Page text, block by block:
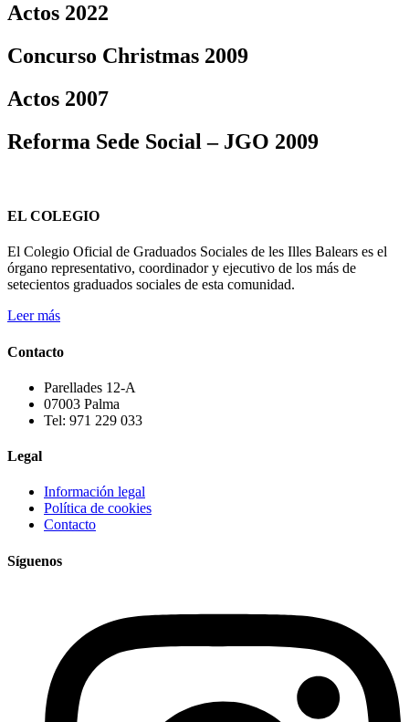
Actos 2022
Concurso Christmas 2009
Actos 2007
Reforma Sede Social – JGO 2009
EL COLEGIO
El Colegio Oficial de Graduados Sociales de les Illes Balears es el
órgano representativo, coordinador y ejecutivo de los más de
setecientos graduados sociales de esta comunidad.
Leer más
Contacto
Parellades 12-A
07003 Palma
Tel: 971 229 033
Legal
Información legal
Política de cookies
Contacto
Síguenos